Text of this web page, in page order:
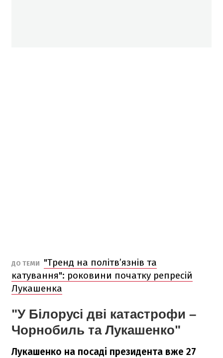
ДО ТЕМИ
"Тренд на політв’язнів та
катування": роковини початку репресій
Лукашенка
"У Білорусі дві катастрофи –
Чорнобиль та Лукашенко"
Лукашенко на посаді президента вже 27